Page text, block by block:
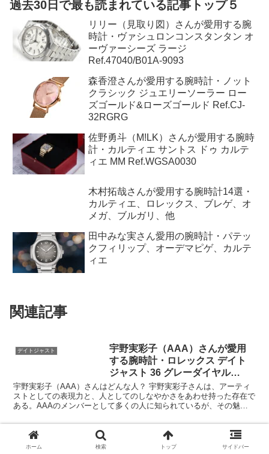
過去30日で最も読まれている記事トップ５
リリー（見取り図）さんが愛用する腕
時計・ヴァシュロンコンスタンタン オ
ーヴァーシーズ ラージ
Ref.47040/B01A-9093
森香澄さんが愛用する腕時計・ノット
クラシック ジュエリーソーラー ロー
ズゴールド&ローズゴールド Ref.CJ-
32RGRG
佐野勇斗（M!LK）さんが愛用する腕時
計・カルティエ サントス ドゥ カルテ
ィエ MM Ref.WGSA0030
木村拓哉さんが愛用する腕時計14選・
カルティエ、ロレックス、ブレゲ、オ
メガ、ブルガリ、他
田中みな実さん愛用の腕時計・パテッ
クフィリップ、オーデマピゲ、カルテ
ィエ
関連記事
デイトジャスト
宇野実彩子（AAA）さんが愛用
する腕時計・ロレックス デイト
ジャスト 36 グレーダイヤル
Ref.126231
宇野実彩子（AAA）さんはどんな人？ 宇野実彩子さんは、アーティ
ストとしての表現力と、人としてのしなやかさをあわせ持った存在で
ある。AAAのメンバーとして多くの人に知られているが、その魅力
エクスプローラーI
光石研さんが愛用する腕時計・ロ
レックス エクスプローラー 1016
ホーム 検索 トップ サイドバー